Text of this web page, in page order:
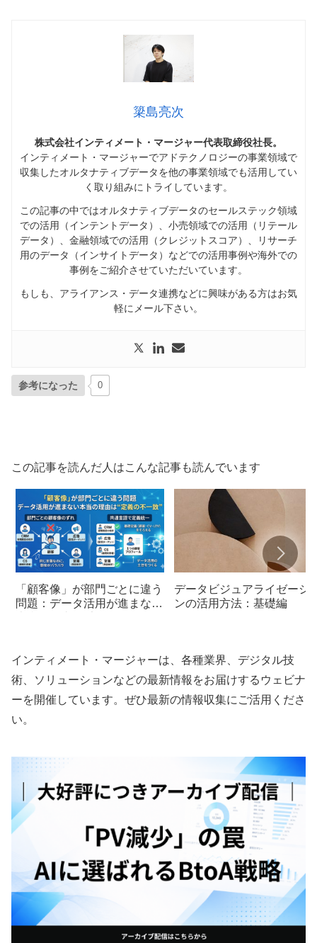
簗島亮次
株式会社インティメート・マージャー代表取締役社長。
インティメート・マージャーでアドテクノロジーの事業領域で
収集したオルタナティブデータを他の事業領域でも活用してい
く取り組みにトライしています。
この記事の中ではオルタナティブデータのセールステック領域
での活用（インテントデータ）、小売領域での活用（リテール
データ）、金融領域での活用（クレジットスコア）、リサーチ
用のデータ（インサイトデータ）などでの活用事例や海外での
事例をご紹介させていただいています。
もしも、アライアンス・データ連携などに興味がある方はお気
軽にメール下さい。
参考になった 0
この記事を読んだ人はこんな記事も読んでいます
「顧客像」が部門ごとに違う
問題：データ活用が進まない
データビジュアライゼーシ
ンの活用方法：基礎編
インティメート・マージャーは、各種業界、デジタル技
術、ソリューションなどの最新情報をお届けするウェビナ
ーを開催しています。ぜひ最新の情報収集にご活用くださ
い。